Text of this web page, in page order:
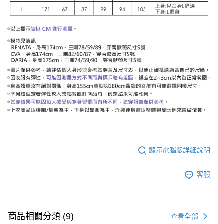
顯示電腦版詳細說明
客服
商品相關分類 (9) 查看全部